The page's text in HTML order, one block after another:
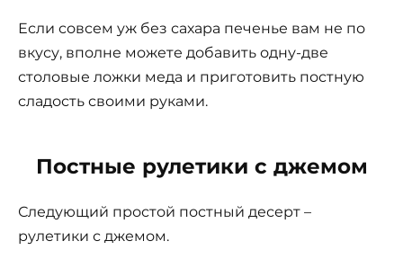
Если совсем уж без сахара печенье вам не по
вкусу, вполне можете добавить одну-две
столовые ложки меда и приготовить постную
сладость своими руками.
Постные рулетики с джемом
Следующий простой постный десерт –
рулетики с джемом.